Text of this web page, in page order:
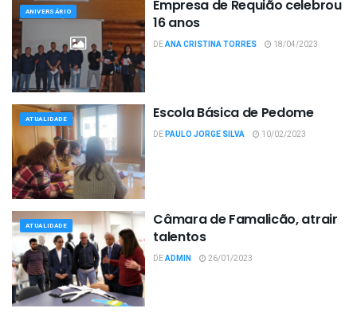
ANIVERSÁRIO
Empresa de Requião celebrou
16 anos
DEANA CRISTINA TORRES 18/04/2023
ATUALIDADE Escola Básica de Pedome
DEPAULO JORGE SILVA 10/02/2023
ATUALIDADE
Câmara de Famalicão, atrair
talentos
DEADMIN 26/01/2023